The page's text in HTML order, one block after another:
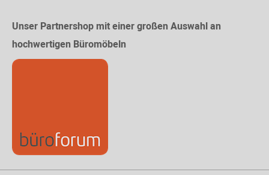
Unser Partnershop mit einer großen Auswahl an
hochwertigen Büromöbeln